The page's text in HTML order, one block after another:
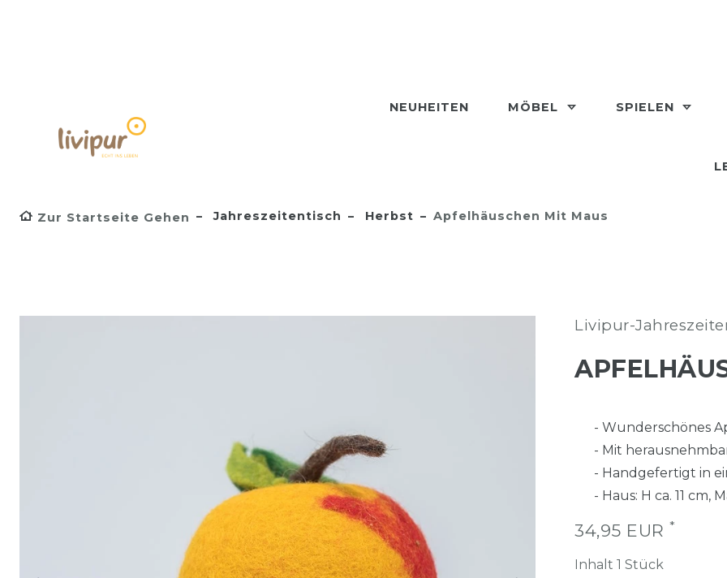
NEUHEITEN MÖBEL SPIELEN
Zur Startseite Gehen Jahreszeitentisch Herbst Apfelhäuschen Mit Maus
Livipur-
- Wunderschönes
- Mit
- Handgefertigt in
- Haus: H ca. 11 cm,
34,95 EUR *
Inhalt 1 Stück